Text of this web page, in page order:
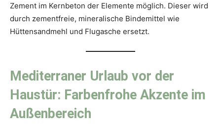
Zement im Kernbeton der Elemente möglich. Dieser wird
durch zementfreie, mineralische Bindemittel wie
Hüttensandmehl und Flugasche ersetzt.
Mediterraner Urlaub vor der
Haustür: Farbenfrohe Akzente im
Außenbereich